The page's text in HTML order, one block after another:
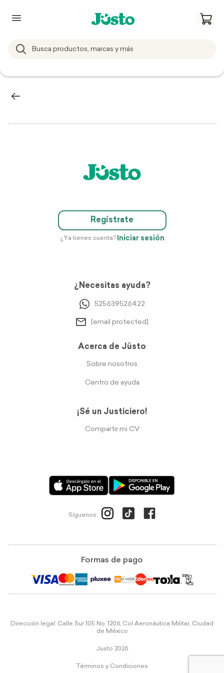
Regístrate
¿Ya tienes cuenta? Iniciar sesión
¿Necesitas ayuda?
525639526422
[email protected]
Acerca de Jüsto
Sobre nosotros
Centro de ayuda
¡Sé un Justiciero!
Compartir mi CV
Síguenos:
Formas de pago
Dirección legal: Calle Sur 105 No. 1206, Col Aeronáutica Militar, Ciudad
de México
Justo 2026
Términos y Condiciones